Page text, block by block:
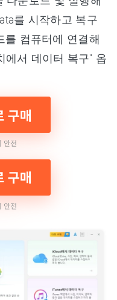
를 시작하고 복구
를 컴퓨터에 연결해
에서 데이터 복구" 옵